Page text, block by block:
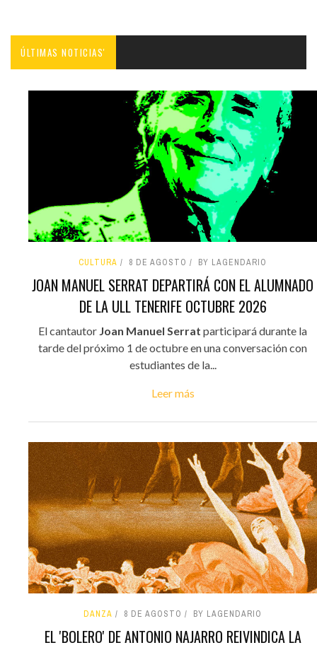
ÚLTIMAS NOTICIAS'
CULTURA 8 DE AGOSTO BY LAGENDARIO
JOAN MANUEL SERRAT DEPARTIRÁ CON EL ALUMNADO
DE LA ULL TENERIFE OCTUBRE 2026
El cantautor Joan Manuel Serrat participará durante la
tarde del próximo 1 de octubre en una conversación con
estudiantes de la...
Leer más
DANZA 8 DE AGOSTO BY LAGENDARIO
EL 'BOLERO' DE ANTONIO NAJARRO REIVINDICA LA